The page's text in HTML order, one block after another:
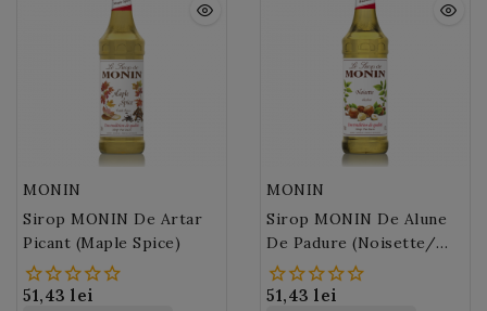
MONIN
Sirop MONIN De Artar
Picant (Maple Spice)
51,43 lei
MONIN
Sirop MONIN De Alune
De Padure (Noisette/
Hazelnut)
51,43 lei